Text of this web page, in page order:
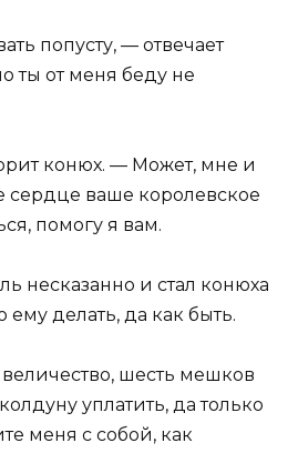
попусту, — отвечает
ты от меня беду не
конюх. — Может, мне и
сердце ваше королевское
помогу я вам.
несказанно и стал конюха
ему делать, да как быть.
шесть мешков
уплатить, да только
меня с собой, как